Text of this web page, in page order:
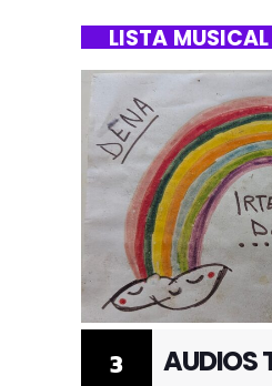
LISTA MUSICAL
3 AUDIOS